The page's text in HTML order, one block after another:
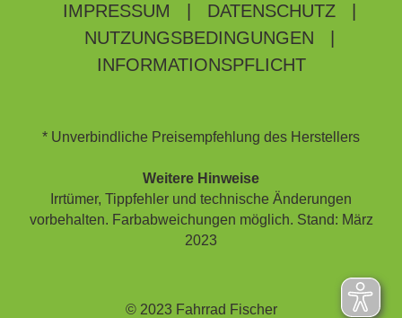
IMPRESSUM DATENSCHUTZ
NUTZUNGSBEDINGUNGEN
INFORMATIONSPFLICHT
* Unverbindliche Preisempfehlung des Herstellers
Weitere Hinweise
Irrtümer, Tippfehler und technische Änderungen
vorbehalten. Farbabweichungen möglich. Stand: März
2023
© 2023 Fahrrad Fischer